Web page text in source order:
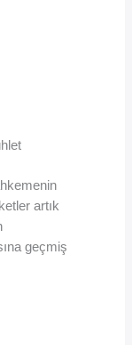
artık
geçmiş